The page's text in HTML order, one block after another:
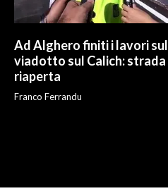
Ad Alghero finiti i lavori sul
viadotto sul Calich: strada
riaperta
Franco Ferrandu